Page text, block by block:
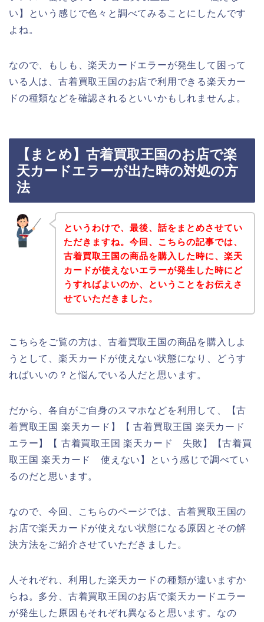
い】という感じで色々と調べてみることにしたんです
よね。
なので、もしも、楽天カードエラーが発生して困って
いる人は、古着買取王国のお店で利用できる楽天カー
ドの種類などを確認されるといいかもしれませんよ。
【まとめ】古着買取王国のお店で楽
天カードエラーが出た時の対処の方
法
というわけで、最後、話をまとめさせてい
ただきますね。今回、こちらの記事では、
古着買取王国の商品を購入した時に、楽天
カードが使えないエラーが発生した時にど
うすればよいのか、ということをお伝えさ
せていただきました。
こちらをご覧の方は、古着買取王国の商品を購入しよ
うとして、楽天カードが使えない状態になり、どうす
ればいいの？と悩んでいる人だと思います。
だから、各自がご自身のスマホなどを利用して、【古
着買取王国 楽天カード】【 古着買取王国 楽天カード
エラー】【 古着買取王国 楽天カード 失敗】【古着買
取王国 楽天カード 使えない】という感じで調べてい
るのだと思います。
なので、今回、こちらのページでは、古着買取王国の
お店で楽天カードが使えない状態になる原因とその解
決方法をご紹介させていただきました。
人それぞれ、利用した楽天カードの種類が違いますか
らね。多分、古着買取王国のお店で楽天カードエラー
が発生した原因もそれぞれ異なると思います。なの